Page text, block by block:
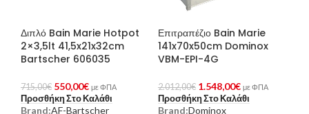
Διπλό Bain Marie Hotpot
2×3,5lt 41,5x21x32cm
Bartscher 606035
715,00€ 550,00€ με ΦΠΑ
Προσθήκη Στο Καλάθι
Brand:AF-Bartscher
Επιτραπέζιο Bain Marie
141x70x50cm Dominox
VBM-EPI-4G
2.012,00€ 1.548,00€ με ΦΠΑ
Προσθήκη Στο Καλάθι
Brand:Dominox